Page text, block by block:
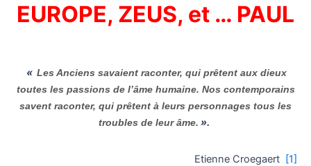
EUROPE, ZEUS, et … PAUL
« Les Anciens savaient raconter, qui prêtent aux dieux
toutes les passions de l’âme humaine. Nos contemporains
savent raconter, qui prêtent à leurs personnages tous les
troubles de leur âme. ».
Etienne Croegaert [1]